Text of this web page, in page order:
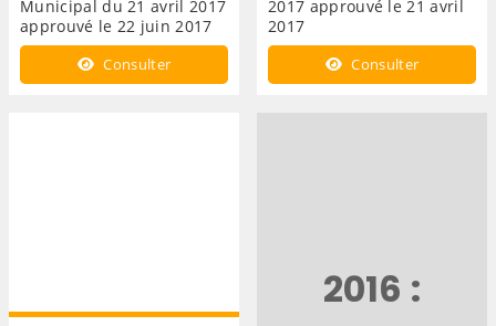
Municipal du 21 avril 2017
approuvé le 22 juin 2017
Consulter
2017 approuvé le 21 avril
2017
Consulter
2016 :